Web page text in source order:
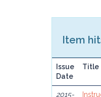
Item
Issue
Date
Title
2015-